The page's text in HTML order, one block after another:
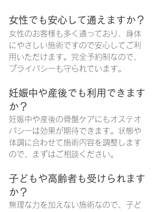
女性でも安心して通えますか？
女性のお客様も多く通っており、身体
にやさしい施術ですので安心してご利
用いただけます。完全予約制なので、
プライバシーも守られています。
妊娠中や産後でも利用できます
か？
妊娠中や産後の骨盤ケアにもオステオ
パシーは効果が期待できます。状態や
体調に合わせて施術内容を調整します
ので、まずはご相談ください。
子どもや高齢者も受けられます
か？
無理な力を加えない施術なので、子ど